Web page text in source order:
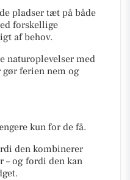
pladser tæt på både
forskellige
af behov.
naturoplevelser med
ferien nem og
kun for de få.
den kombinerer
og fordi den kan